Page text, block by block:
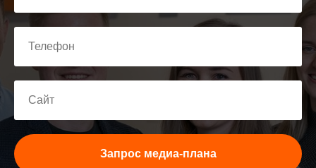
Запрос медиа-плана